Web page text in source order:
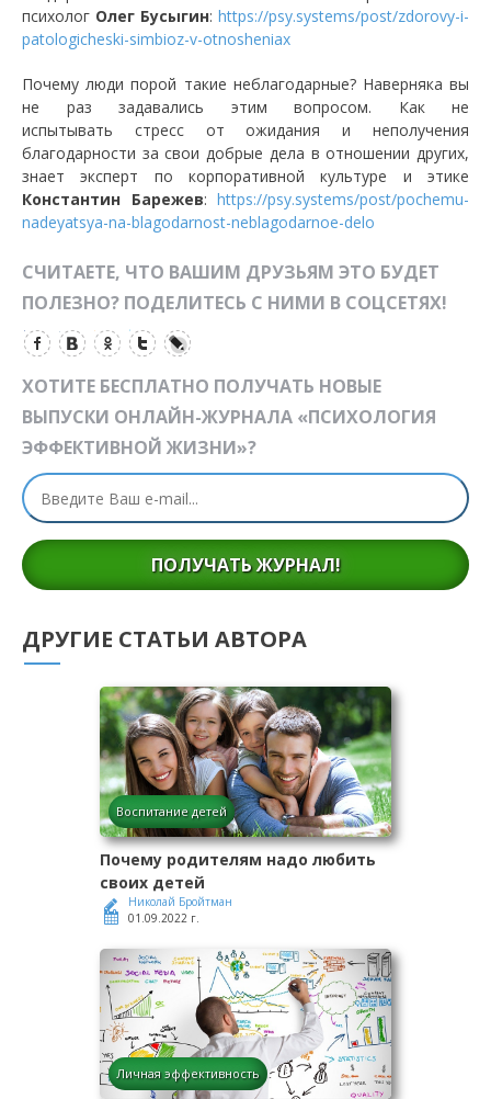
психолог Олег Бусыгин: https://psy.systems/post/zdorovy-i-
patologicheski-simbioz-v-otnosheniax
Почему люди порой такие неблагодарные? Наверняка вы
не раз задавались этим вопросом. Как не
испытывать стресс от ожидания и неполучения
благодарности за свои добрые дела в отношении других,
знает эксперт по корпоративной культуре и этике
Константин Барежев: https://psy.systems/post/pochemu-
nadeyatsya-na-blagodarnost-neblagodarnoe-delo
СЧИТАЕТЕ, ЧТО ВАШИМ ДРУЗЬЯМ ЭТО БУДЕТ
ПОЛЕЗНО? ПОДЕЛИТЕСЬ С НИМИ В СОЦСЕТЯХ!
ХОТИТЕ БЕСПЛАТНО ПОЛУЧАТЬ НОВЫЕ
ВЫПУСКИ ОНЛАЙН-ЖУРНАЛА «ПСИХОЛОГИЯ
ЭФФЕКТИВНОЙ ЖИЗНИ»?
ПОЛУЧАТЬ ЖУРНАЛ!
ДРУГИЕ СТАТЬИ АВТОРА
Воспитание детей
Почему родителям надо любить
своих детей
Николай Бройтман
01.09.2022 г.
Личная эффективность